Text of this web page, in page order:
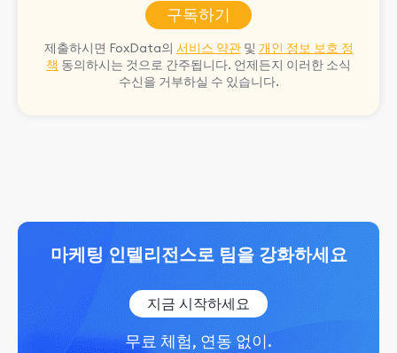
구독하기
제출하시면 FoxData의 서비스 약관및 개인 정보 보호 정
책 동의하시는 것으로 간주됩니다. 언제든지 이러한 소식
수신을 거부하실 수 있습니다.
마케팅 인텔리전스로 팀을 강화하세요
지금 시작하세요
무료 체험, 연동 없이.